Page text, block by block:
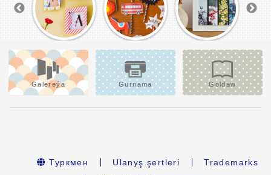
Galereýa Gurnama Goldaw
Туркмен Ulanyş şertleri
Trademarks